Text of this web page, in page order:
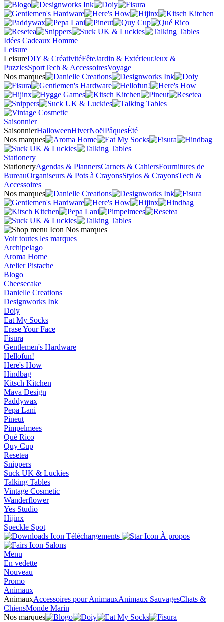
Idées Cadeaux Homme
Leisure
LeisureDIY & CréativitéFêteJardin & ExtérieurJeux &
PuzzlesSportTech & AccessoiresVoyage
Nos marques
Saisonnier
SaisonnierHalloweenHiverNoëlPâquesÉté
Nos marques
Stationery
StationeryAgendas & PlannersCarnets & CahiersFournitures de
BureauOrganiseurs & Pots à CrayonsStylos & CrayonsTech &
Accessoires
Nos marques
Nos marques
Voir toutes les marques
Archipelago
Aroma Home
Atelier Pistache
Blogo
Cheesecake
Danielle Creations
Designworks Ink
Doiy
Eat My Socks
Erase Your Face
Fisura
Gentlemen's Hardware
Hellofun!
Here's How
Hindbag
Kitsch Kitchen
Mava Design
Paddywax
Pepa Lani
Pineut
Pimpelmees
Qué Rico
Quy Cup
Resetea
Snippers
Suck UK & Luckies
Talking Tables
Vintage Cosmetic
Wanderflower
Yes Studio
Hijinx
Speckle Spot
Téléchargements
À propos
Salons
Menu
En vedette
Nouveau
Promo
Animaux
AnimauxAccessoires pour AnimauxAnimaux SauvagesChats &
ChiensMonde Marin
Nos marques